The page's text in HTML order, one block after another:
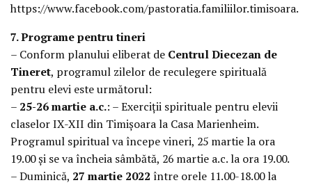
https://www.facebook.com/pastoratia.familiilor.timisoara.
7. Programe pentru tineri
– Conform planului eliberat de Centrul Diecezan de
Tineret, programul zilelor de reculegere spirituală
pentru elevi este următorul:
– 25-26 martie a.c.: – Exerciții spirituale pentru elevii
claselor IX-XII din Timișoara la Casa Marienheim.
Programul spiritual va începe vineri, 25 martie la ora
19.00 și se va încheia sâmbătă, 26 martie a.c. la ora 19.00.
– Duminică, 27 martie 2022 între orele 11.00-18.00 la